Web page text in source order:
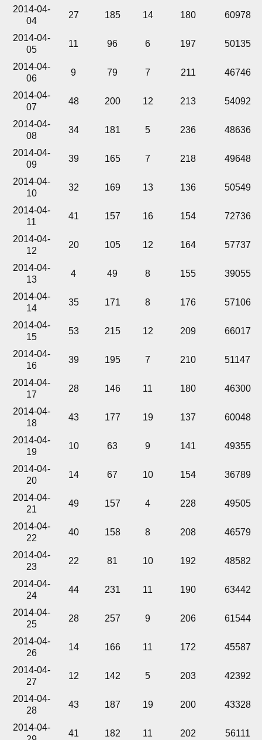
2014-04-
04
27 185 14 180 60978
2014-04-
05
11 96 6 197 50135
2014-04-
06
9 79 7 211 46746
2014-04-
07
48 200 12 213 54092
2014-04-
08
34 181 5 236 48636
2014-04-
09
39 165 7 218 49648
2014-04-
10
32 169 13 136 50549
2014-04-
11
41 157 16 154 72736
2014-04-
12
20 105 12 164 57737
2014-04-
13
4 49 8 155 39055
2014-04-
14
35 171 8 176 57106
2014-04-
15
53 215 12 209 66017
2014-04-
16
39 195 7 210 51147
2014-04-
17
28 146 11 180 46300
2014-04-
18
43 177 19 137 60048
2014-04-
19
10 63 9 141 49355
2014-04-
20
14 67 10 154 36789
2014-04-
21
49 157 4 228 49505
2014-04-
22
40 158 8 208 46579
2014-04-
23
22 81 10 192 48582
2014-04-
24
44 231 11 190 63442
2014-04-
25
28 257 9 206 61544
2014-04-
26
14 166 11 172 45587
2014-04-
27
12 142 5 203 42392
2014-04-
28
43 187 19 200 43328
2014-04-
41 182 11 202 56111